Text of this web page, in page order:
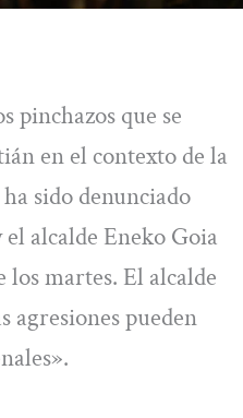
pinchazos que se
en el contexto de la
sido denunciado
alcalde Eneko Goia
los martes. El alcalde
agresiones pueden